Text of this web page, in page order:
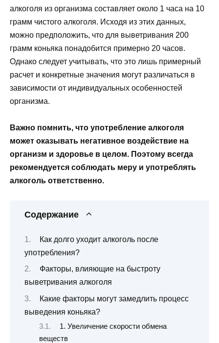
алкоголя из организма составляет около 1 часа на 10
грамм чистого алкоголя. Исходя из этих данных,
можно предположить, что для выветривания 200
грамм коньяка понадобится примерно 20 часов.
Однако следует учитывать, что это лишь примерный
расчет и конкретные значения могут различаться в
зависимости от индивидуальных особенностей
организма.
Важно помнить, что употребление алкоголя
может оказывать негативное воздействие на
организм и здоровье в целом. Поэтому всегда
рекомендуется соблюдать меру и употреблять
алкоголь ответственно.
Содержание
Как долго уходит алкоголь после
употребления?
Факторы, влияющие на быстроту
выветривания алкоголя
Какие факторы могут замедлить процесс
выведения коньяка?
1. Увеличение скорости обмена
веществ